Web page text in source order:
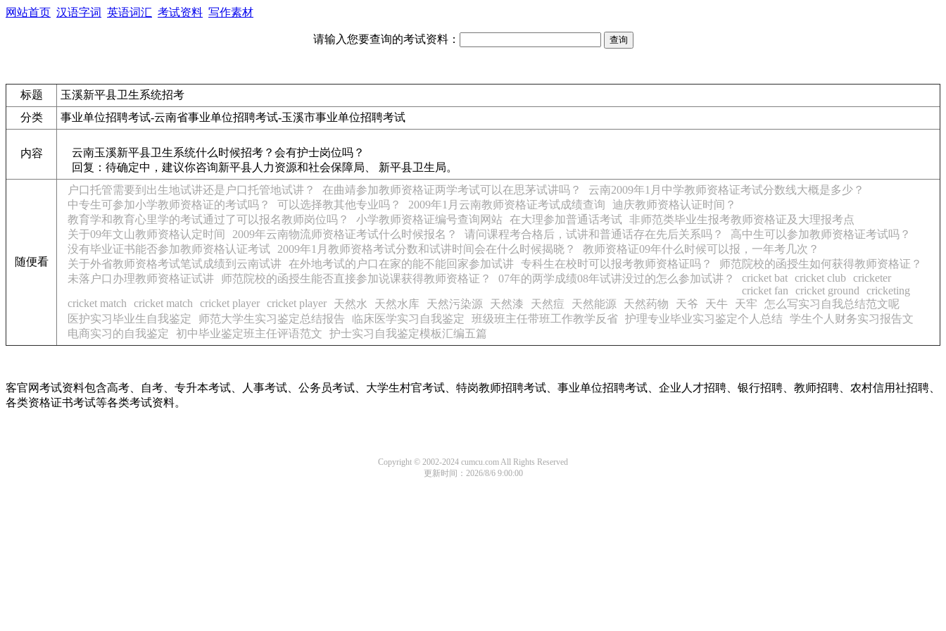
网站首页 汉语字词 英语词汇 考试资料 写作素材
请输入您要查询的考试资料：
标题
玉溪新平县卫生系统招考
分类
事业单位招聘考试-云南省事业单位招聘考试-玉溪市事业单位招聘考试
内容
云南玉溪新平县卫生系统什么时候招考？会有护士岗位吗？
回复：待确定中，建议你咨询新平县人力资源和社会保障局、 新平县卫生局。
随便看
户口托管需要到出生地试讲还是户口托管地试讲？ 在曲靖参加教师资格证两学考试可以在思茅试讲吗？
云南2009年1月中学教师资格证考试分数线大概是多少？
中专生可参加小学教师资格证的考试吗？
可以选择教其他专业吗？ 2009年1月云南教师资格证考试成绩查询
迪庆教师资格认证时间？
教育学和教育心里学的考试通过了可以报名教师岗位吗？
小学教师资格证编号查询网站 在大理参加普通话考试
非师范类毕业生报考教师资格证及大理报考点
关于09年文山教师资格认定时间
2009年云南物流师资格证考试什么时候报名？ 请问课程考合格后，试讲和普通话存在先后关系吗？
高中生可以参加教师资格证考试吗？
没有毕业证书能否参加教师资格认证考试
2009年1月教师资格考试分数和试讲时间会在什么时候揭晓？
教师资格证09年什么时候可以报，一年考几次？
关于外省教师资格考试笔试成绩到云南试讲 在外地考试的户口在家的能不能回家参加试讲 专科生在校时可以报考教师资格证吗？
师范院校的函授生如何获得教师资格证？
未落户口办理教师资格证试讲
师范院校的函授生能否直接参加说课获得教师资格证？ 07年的两学成绩08年试讲没过的怎么参加试讲？ cricket bat cricket club cricketer
cricket fan
cricket ground
cricketing
cricket match
cricket match cricket player cricket player 天然水 天然水库 天然污染源 天然漆 天然痘 天然能源 天然药物 天爷 天牛 天牢
怎么写实习自我总结范文呢
医护实习毕业生自我鉴定
师范大学生实习鉴定总结报告 临床医学实习自我鉴定 班级班主任带班工作教学反省 护理专业毕业实习鉴定个人总结 学生个人财务实习报告文
电商实习的自我鉴定
初中毕业鉴定班主任评语范文 护士实习自我鉴定模板汇编五篇
客官网考试资料包含高考、自考、专升本考试、人事考试、公务员考试、大学生村官考试、特岗教师招聘考试、事业单位招聘考试、企业人才招聘、银行招聘、教师招聘、农村信用社招聘、
各类资格证书考试等各类考试资料。
Copyright © 2002-2024 cumcu.com All Rights Reserved
更新时间：2026/8/6 9:00:00